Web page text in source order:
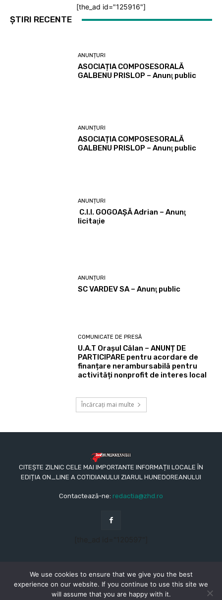
[the_ad id="125916"]
ȘTIRI RECENTE
ANUNȚURI
ASOCIAȚIA COMPOSESORALĂ
GALBENU PRISLOP – Anunţ public
ANUNȚURI
ASOCIAȚIA COMPOSESORALĂ
GALBENU PRISLOP – Anunţ public
ANUNȚURI
C.I.I. GOGOAŞĂ Adrian – Anunţ
licitaţie
ANUNȚURI
SC VARDEV SA – Anunţ public
COMUNICATE DE PRESĂ
U.A.T Orașul Călan – ANUNȚ DE
PARTICIPARE pentru acordare de
finanțare nerambursabilă pentru
activități nonprofit de interes local
Încărcați mai multe
CITEȘTE ZILNIC CELE MAI IMPORTANTE INFORMAȚII LOCALE ÎN
EDIȚIA ON_LINE A COTIDIANULUI ZIARUL HUNEDOREANULUI
Contactează-ne: redactia@zhd.ro
© Copyright - 2015 - 2023 - Ziarul Hunedoreanului
We use cookies to ensure that we give you the best
experience on our website. If you continue to use this site we
will assume that you are happy with it.